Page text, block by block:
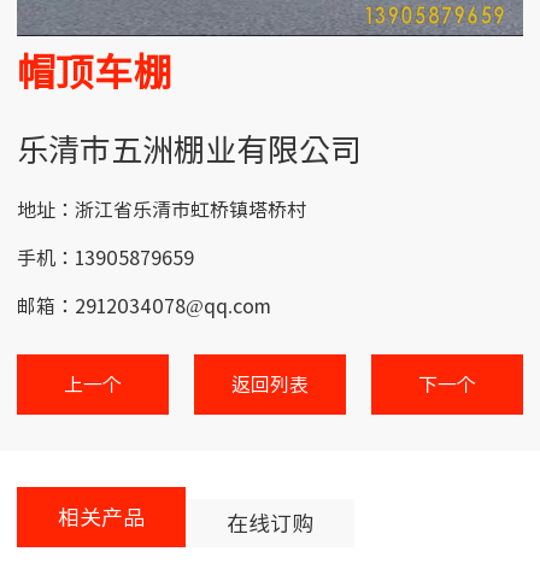
帽顶车棚
乐清市五洲棚业有限公司
地址：浙江省乐清市虹桥镇塔桥村
手机：13905879659
邮箱：2912034078@qq.com
上一个 返回列表 下一个
相关产品 在线订购